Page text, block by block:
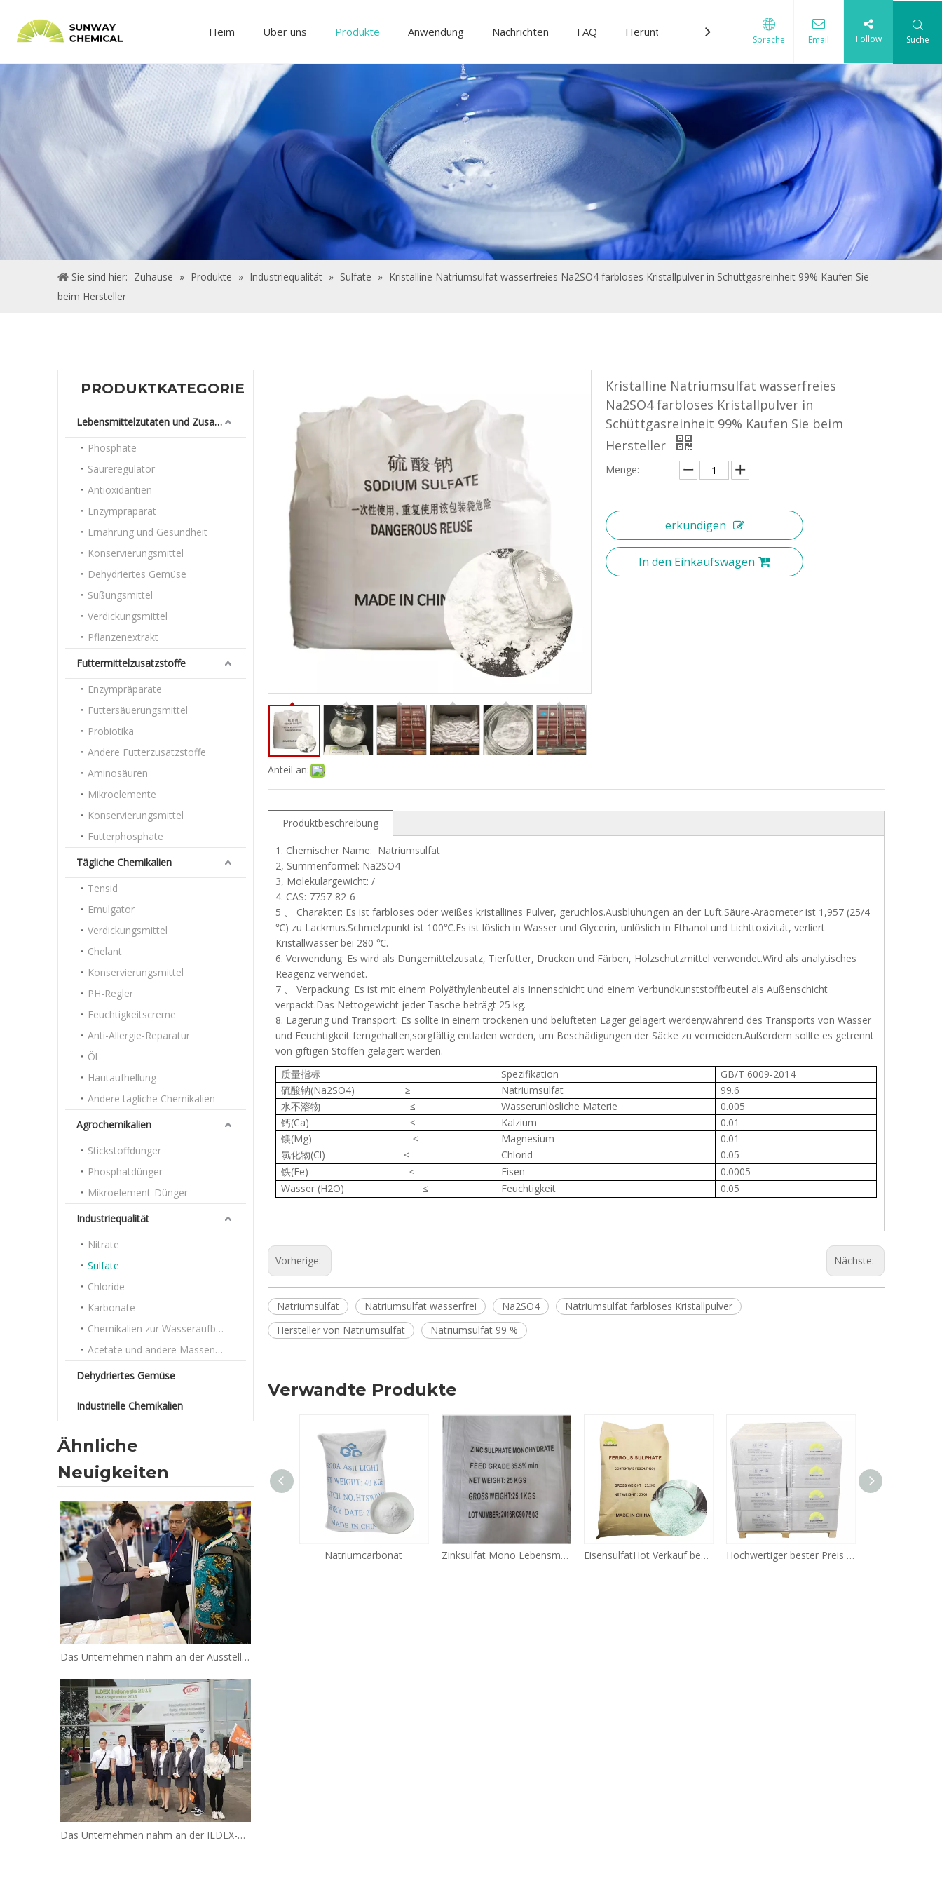
Heim Über uns Produkte Anwendung Nachrichten FAQ Herunterladen Kontaktiere uns
Sprache Email Follow Suche
Sie sind hier: Zuhause » Produkte » Industriequalität » Sulfate » Kristalline Natriumsulfat wasserfreies Na2SO4 farbloses Kristallpulver in Schüttgasreinheit 99% Kaufen Sie
beim Hersteller
PRODUKTKATEGORIE
Lebensmittelzutaten und Zusatzstoffe
Phosphate
Säureregulator
Antioxidantien
Enzympräparat
Ernährung und Gesundheit
Konservierungsmittel
Dehydriertes Gemüse
Süßungsmittel
Verdickungsmittel
Pflanzenextrakt
Futtermittelzusatzstoffe
Enzympräparate
Futtersäuerungsmittel
Probiotika
Andere Futterzusatzstoffe
Aminosäuren
Mikroelemente
Konservierungsmittel
Futterphosphate
Tägliche Chemikalien
Tensid
Emulgator
Verdickungsmittel
Chelant
Konservierungsmittel
PH-Regler
Feuchtigkeitscreme
Anti-Allergie-Reparatur
Öl
Hautaufhellung
Andere tägliche Chemikalien
Agrochemikalien
Stickstoffdünger
Phosphatdünger
Mikroelement-Dünger
Industriequalität
Nitrate
Sulfate
Chloride
Karbonate
Chemikalien zur Wasseraufbereitung
Acetate und andere Massenchemikalien
Dehydriertes Gemüse
Industrielle Chemikalien
Ähnliche
Neuigkeiten
Das Unternehmen nahm an der Ausstellung teil
Das Unternehmen nahm an der ILDEX-Ausstellung teil
Anteil an:
Kristalline Natriumsulfat wasserfreies
Na2SO4 farbloses Kristallpulver in
Schüttgasreinheit 99% Kaufen Sie beim
Hersteller
Menge:
erkundigen
In den Einkaufswagen
Produktbeschreibung
1. Chemischer Name: Natriumsulfat
2, Summenformel: Na2SO4
3, Molekulargewicht: /
4. CAS: 7757-82-6
5 、 Charakter: Es ist farbloses oder weißes kristallines Pulver, geruchlos.Ausblühungen an der Luft.Säure-Aräometer ist 1,957 (25/4
℃) zu Lackmus.Schmelzpunkt ist 100℃.Es ist löslich in Wasser und Glycerin, unlöslich in Ethanol und Lichttoxizität, verliert
Kristallwasser bei 280 ℃.
6. Verwendung: Es wird als Düngemittelzusatz, Tierfutter, Drucken und Färben, Holzschutzmittel verwendet.Wird als analytisches
Reagenz verwendet.
7 、 Verpackung: Es ist mit einem Polyäthylenbeutel als Innenschicht und einem Verbundkunststoffbeutel als Außenschicht
verpackt.Das Nettogewicht jeder Tasche beträgt 25 kg.
8. Lagerung und Transport: Es sollte in einem trockenen und belüfteten Lager gelagert werden;während des Transports von Wasser
und Feuchtigkeit ferngehalten;sorgfältig entladen werden, um Beschädigungen der Säcke zu vermeiden.Außerdem sollte es getrennt
von giftigen Stoffen gelagert werden.
质量指标
Spezifikation
GB/T 6009-2014
硫酸钠(Na2SO4) ≥
Natriumsulfat
99.6
水不溶物 ≤
Wasserunlösliche Materie
0.005
钙(Ca) ≤
Kalzium
0.01
镁(Mg) ≤
Magnesium
0.01
氯化物(Cl) ≤
Chlorid
0.05
铁(Fe) ≤
Eisen
0.0005
Wasser (H2O) ≤
Feuchtigkeit 0.05
Vorherige: Nächste:
Natriumsulfat Natriumsulfat wasserfrei Na2SO4
Natriumsulfat farbloses Kristallpulver
Hersteller von Natriumsulfat
Natriumsulfat 99 %
Verwandte Produkte
Natriumcarbonat